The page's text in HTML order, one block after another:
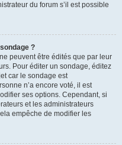
du forum s’il est possible
?
peuvent être édités que par leur
Pour éditer un sondage, éditez
car le sondage est
n’a encore voté, il est
ses options. Cependant, si
et les administrateurs
empêche de modifier les